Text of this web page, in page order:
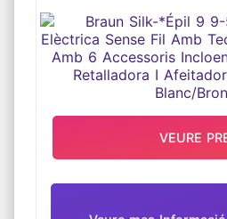
6 ACCESSORIS
CAPÇAL AMB
AFEITADORA,
BLANC/
VEURE